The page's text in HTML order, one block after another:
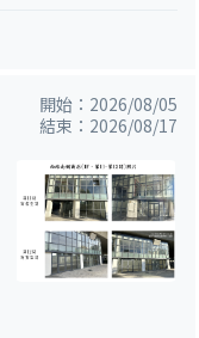
開始：2026/08/05
結束：2026/08/17